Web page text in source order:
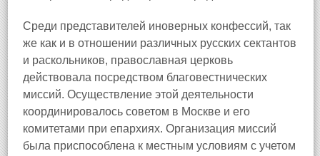
Среди представителей иноверных конфессий, так
же как и в отношении различных русских сектантов
и раскольников, православная церковь
действовала посредством благовестнических
миссий. Осуществление этой деятельности
координировалось советом в Москве и его
комитетами при епархиях. Организация миссий
была приспособлена к местным условиям с учетом